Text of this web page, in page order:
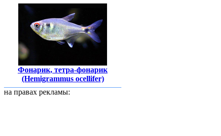
Фонарик, тетра-фонарик
(Hemigrammus ocellifer)
на правах рекламы: